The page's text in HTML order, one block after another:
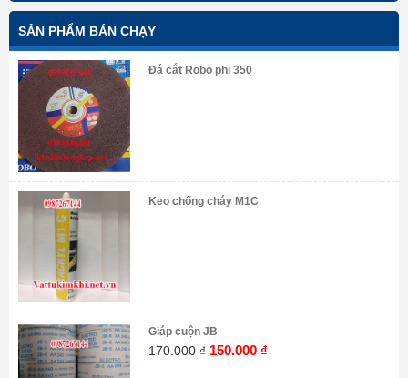
SẢN PHẨM BÁN CHẠY
Đá cắt Robo phi 350
Keo chống cháy M1C
Giáp cuộn JB
170.000₫ Giá
150.000 ₫Giá